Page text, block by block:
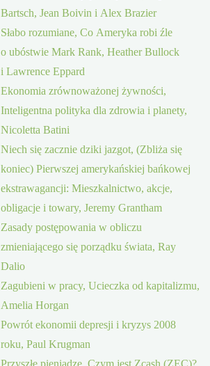
Bartsch, Jean Boivin i Alex Brazier
Słabo rozumiane, Co Ameryka robi źle
o ubóstwie Mark Rank, Heather Bullock
i Lawrence Eppard
Ekonomia zrównoważonej żywności,
Inteligentna polityka dla zdrowia i planety,
Nicoletta Batini
Niech się zacznie dziki jazgot, (Zbliża się
koniec) Pierwszej amerykańskiej bańkowej
ekstrawagancji: Mieszkalnictwo, akcje,
obligacje i towary, Jeremy Grantham
Zasady postępowania w obliczu
zmieniającego się porządku świata, Ray
Dalio
Zagubieni w pracy, Ucieczka od kapitalizmu,
Amelia Horgan
Powrót ekonomii depresji i kryzys 2008
roku, Paul Krugman
Przyszłe pieniądze, Czym jest Zcash (ZEC)?,